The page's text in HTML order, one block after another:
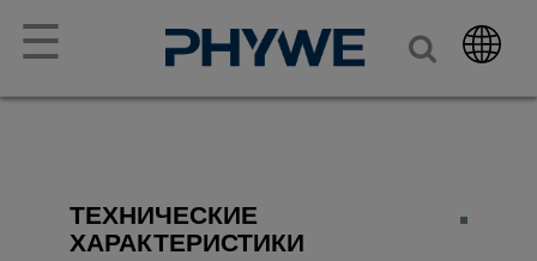
☰
ТЕХНИЧЕСКИЕ
ХАРАКТЕРИСТИКИ